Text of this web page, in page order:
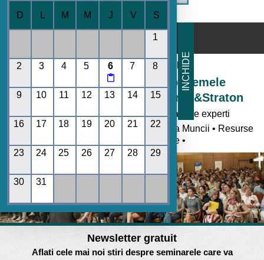
Consultanta de la specialisti
Seminare si Conferinte pe temele
momentului oferite de Rentrop&Straton
- Toate noutatile legislative explicate de experti
• Codul Fiscal • Contabilitate • Legislatia Muncii • Resurse
Umane • REGES online •
Newsletter gratuit
Aflati cele mai noi stiri despre seminarele care va
D M M J V S
1
2 3 4 5 6

7 8
9 10 11 12 13 14 15
16 17 18 19 20 21 22
23 24 25 26 27 28 29
30 31
INCHIDE